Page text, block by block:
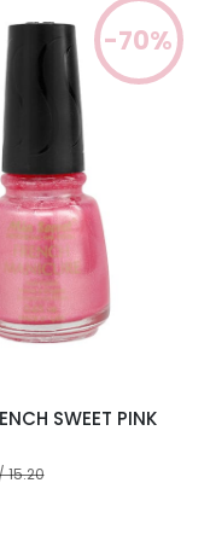
-70%
SWEET PINK
15.20